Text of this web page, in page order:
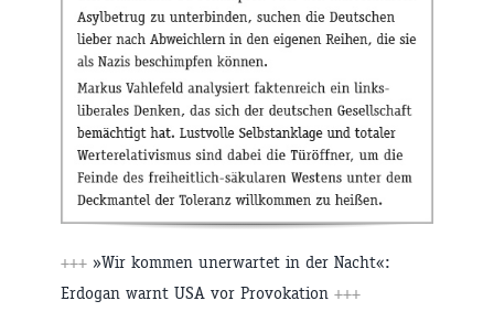
+++ »Wir kommen unerwartet in der Nacht«:
Erdogan warnt USA vor Provokation +++